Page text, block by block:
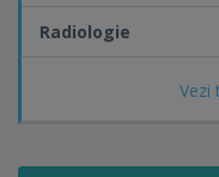
Vezi
Radiologie